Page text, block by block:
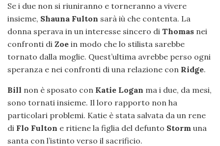
Se i due non si riuniranno e torneranno a vivere
insieme, Shauna Fulton sarà iù che contenta. La
donna sperava in un interesse sincero di Thomas nei
confronti di Zoe in modo che lo stilista sarebbe
tornato dalla moglie. Quest’ultima avrebbe perso ogni
speranza e nei confronti di una relazione con Ridge.
Bill non è sposato con Katie Logan ma i due, da mesi,
sono tornati insieme. Il loro rapporto non ha
particolari problemi. Katie è stata salvata da un rene
di Flo Fulton e ritiene la figlia del defunto Storm una
santa con l’istinto verso il sacrificio.